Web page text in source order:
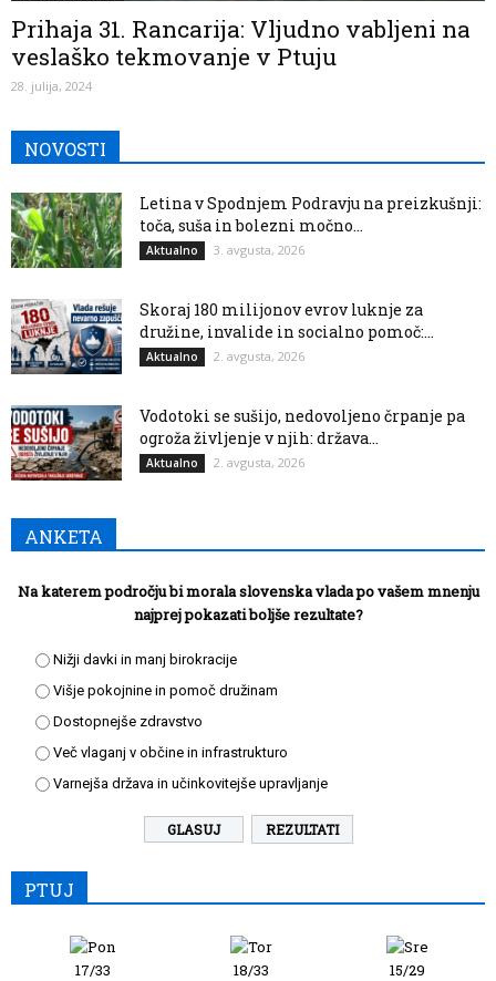
Prihaja 31. Rancarija: Vljudno vabljeni na
veslaško tekmovanje v Ptuju
28. julija, 2024
NOVOSTI
Letina v Spodnjem Podravju na preizkušnji:
toča, suša in bolezni močno...
Aktualno 3. avgusta, 2026
Skoraj 180 milijonov evrov luknje za
družine, invalide in socialno pomoč:...
Aktualno 2. avgusta, 2026
Vodotoki se sušijo, nedovoljeno črpanje pa
ogroža življenje v njih: država...
Aktualno 2. avgusta, 2026
ANKETA
Na katerem področju bi morala slovenska vlada po vašem mnenju
najprej pokazati boljše rezultate?
Nižji davki in manj birokracije
Višje pokojnine in pomoč družinam
Dostopnejše zdravstvo
Več vlaganj v občine in infrastrukturo
Varnejša država in učinkovitejše upravljanje
REZULTATI
PTUJ
17/33
18/33
15/29